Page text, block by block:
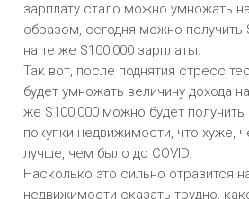
зарплату стало можно умножать
образом, сегодня можно получить
на те же $100,000 зарплаты.
Так вот, после поднятия стресс
будет умножать величину дохода
же $100,000 можно будет получить
покупки недвижимости, что хуже,
лучше, чем было до COVID.
Насколько это сильно отразится
недвижимости сказать трудно,